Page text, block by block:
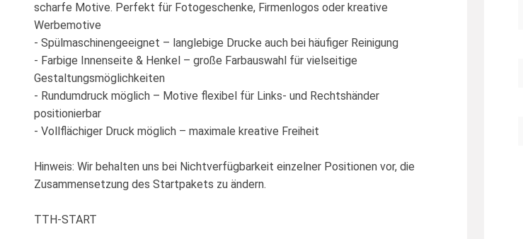
scharfe Motive. Perfekt für Fotogeschenke, Firmenlogos oder kreative
Werbemotive
- Spülmaschinengeeignet – langlebige Drucke auch bei häufiger Reinigung
- Farbige Innenseite & Henkel – große Farbauswahl für vielseitige
Gestaltungsmöglichkeiten
- Rundumdruck möglich – Motive flexibel für Links- und Rechtshänder
positionierbar
- Vollflächiger Druck möglich – maximale kreative Freiheit
Hinweis: Wir behalten uns bei Nichtverfügbarkeit einzelner Positionen vor, die
Zusammensetzung des Startpakets zu ändern.
TTH-START